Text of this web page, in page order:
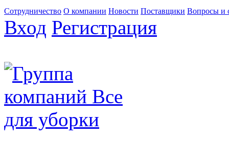
Сотрудничество О компании Новости Поставщики Вопросы и
Вход Регистрация